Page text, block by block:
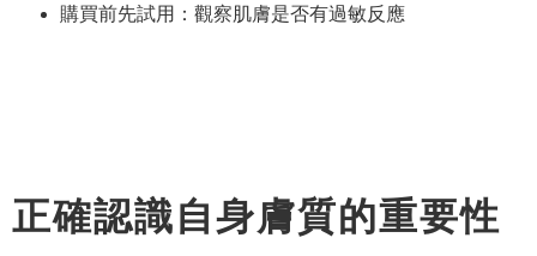
購買前先試用：觀察肌膚是否有過敏反應
正確認識自身膚質的重要性